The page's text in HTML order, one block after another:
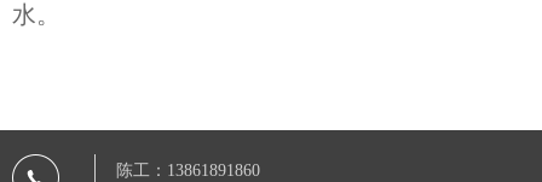
水。
陈工：13861891860